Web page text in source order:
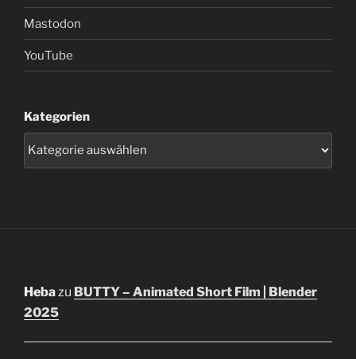
Mastodon
YouTube
Kategorien
Hebazu BUTTY – Animated Short Film | Blender
2025